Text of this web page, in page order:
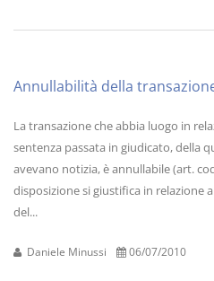
Annullabilità della
La transazione che abbia luogo in
sentenza passata in giudicato, della
avevano notizia, è annullabile (art.
disposizione si giustifica in relazione
del...
Daniele Minussi 06/07/2010